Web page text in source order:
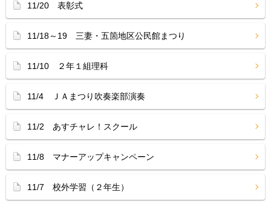
11/20 表彰式
11/18～19 三妻・五箇地区公民館まつり
11/10 ２年１組理科
11/4 ＪＡまつり吹奏楽部演奏
11/2 あすチャレ！スクール
11/8 マナーアップキャンペーン
11/7 校外学習（２年生）